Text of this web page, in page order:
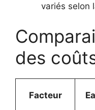
variés selon
des
Facteur